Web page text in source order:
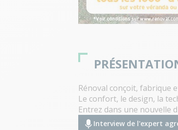
Rénoval conçoit, fabrique
Le confort, le design, la
Entrez dans une nouvelle
Interview de l'expert